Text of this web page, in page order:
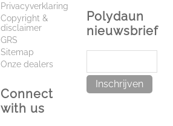
Privacyverklaring
Copyright &
disclaimer
GRS
Sitemap
Onze dealers
Connect
with us
Polydaun
nieuwsbrief
Inschrijven